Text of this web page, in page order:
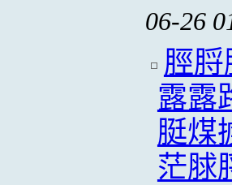
06-26
脛
露露
脡煤
茫脙